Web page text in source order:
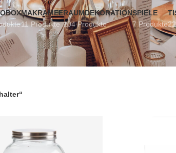
MAKRAMEE
11 Produkte
RAUMDEKORATION
104 Produkte
SPIELE
7 Produkte